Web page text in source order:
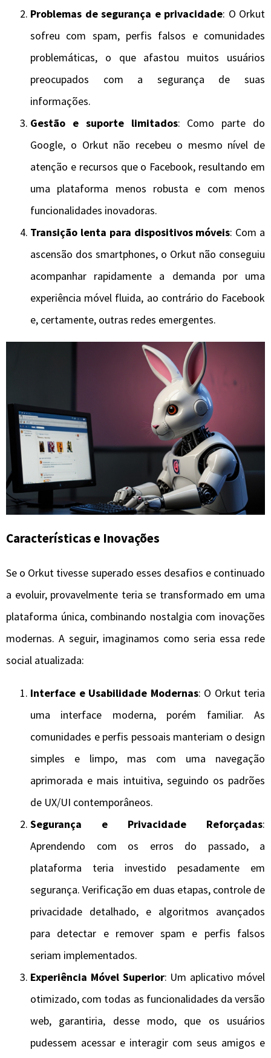
Problemas de segurança e privacidade: O Orkut
sofreu com spam, perfis falsos e comunidades
problemáticas, o que afastou muitos usuários
preocupados com a segurança de suas
informações.
Gestão e suporte limitados: Como parte do
Google, o Orkut não recebeu o mesmo nível de
atenção e recursos que o Facebook, resultando em
uma plataforma menos robusta e com menos
funcionalidades inovadoras.
Transição lenta para dispositivos móveis: Com a
ascensão dos smartphones, o Orkut não conseguiu
acompanhar rapidamente a demanda por uma
experiência móvel fluida, ao contrário do Facebook
e, certamente, outras redes emergentes.
Características e Inovações
Se o Orkut tivesse superado esses desafios e continuado
a evoluir, provavelmente teria se transformado em uma
plataforma única, combinando nostalgia com inovações
modernas. A seguir, imaginamos como seria essa rede
social atualizada:
Interface e Usabilidade Modernas: O Orkut teria
uma interface moderna, porém familiar. As
comunidades e perfis pessoais manteriam o design
simples e limpo, mas com uma navegação
aprimorada e mais intuitiva, seguindo os padrões
de UX/UI contemporâneos.
Segurança e Privacidade Reforçadas:
Aprendendo com os erros do passado, a
plataforma teria investido pesadamente em
segurança. Verificação em duas etapas, controle de
privacidade detalhado, e algoritmos avançados
para detectar e remover spam e perfis falsos
seriam implementados.
Experiência Móvel Superior: Um aplicativo móvel
otimizado, com todas as funcionalidades da versão
web, garantiria, desse modo, que os usuários
pudessem acessar e interagir com seus amigos e